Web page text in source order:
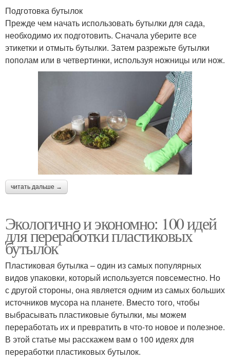
Подготовка бутылок
Прежде чем начать использовать бутылки для сада,
необходимо их подготовить. Сначала уберите все
этикетки и отмыть бутылки. Затем разрежьте бутылки
пополам или в четвертинки, используя ножницы или нож.
читать дальше →
Экологично и экономно: 100 идей
для переработки пластиковых
бутылок
Пластиковая бутылка – один из самых популярных
видов упаковки, который используется повсеместно. Но
с другой стороны, она является одним из самых больших
источников мусора на планете. Вместо того, чтобы
выбрасывать пластиковые бутылки, мы можем
переработать их и превратить в что-то новое и полезное.
В этой статье мы расскажем вам о 100 идеях для
переработки пластиковых бутылок.